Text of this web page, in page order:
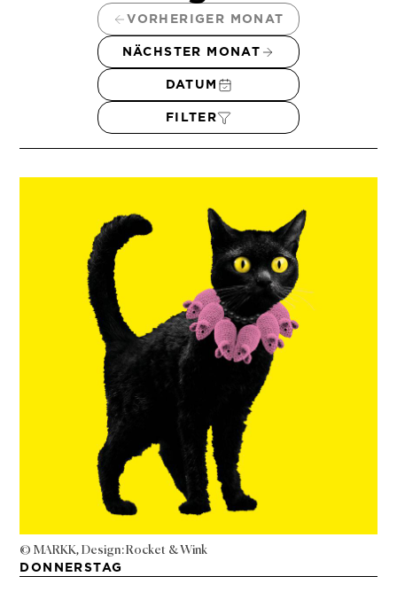
VORHERIGER MONAT
NÄCHSTER MONAT
DATUM
FILTER
© MARKK, Design: Rocket & Wink
DONNERSTAG